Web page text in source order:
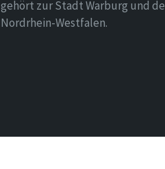
gehört zur Stadt Warburg und
Nordrhein-Westfalen.